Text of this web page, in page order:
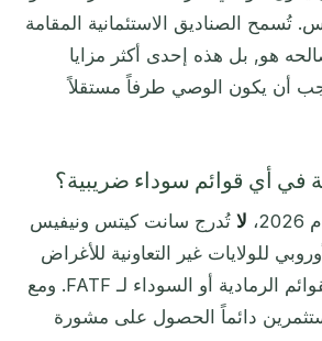
تُسمح الصناديق الاستئمانية المقامة
هو, بل هذه إحدى أكثر مزايا
أن يكون الوصي طرفاً مستقلاً
أي قوائم سوداء ضريبية؟
لا تُدرج سانت كيتس ونيفيس
للولايات غير التعاونية للأغراض
الضريبية، ولا في القوائم الرمادية أو السوداء لـ FATF. ومع
دائماً الحصول على مشورة